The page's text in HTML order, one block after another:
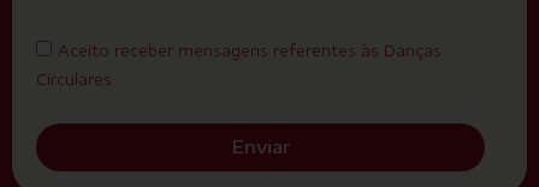
Aceito receber mensagens referentes às Danças
Circulares
Enviar